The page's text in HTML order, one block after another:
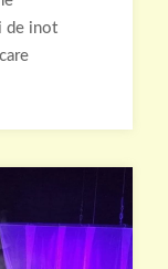
de inot